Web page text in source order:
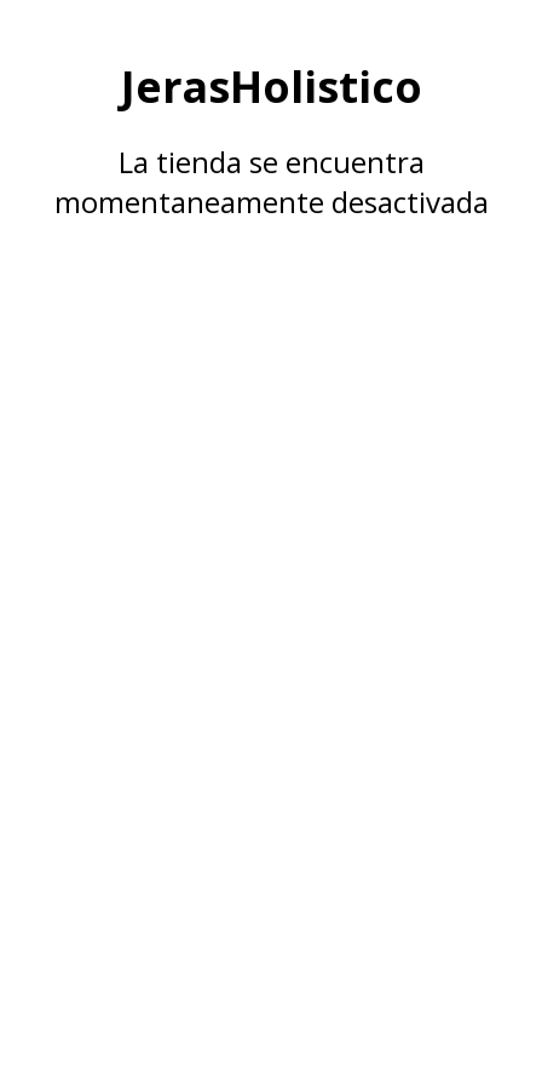
JerasHolistico
La tienda se encuentra
momentaneamente desactivada